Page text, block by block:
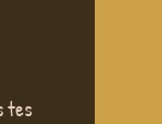
tes